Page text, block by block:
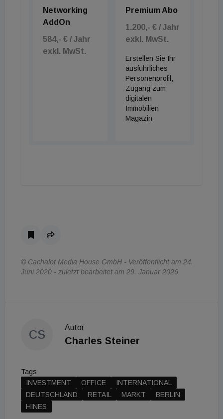
Networking
AddOn
584,- € / Jahr
exkl. MwSt.
Premium Abo
1.200,- € / Jahr
exkl. MwSt.
Erstellen Sie Ihr
ausführliches
Personenprofil,
Zugang zum
digitalen
Immobilien
Magazin
© Cachalot Media House GmbH - Veröffentlicht am 24.
Juni 2020 - zuletzt bearbeitet am 29. Januar 2026
CS
Autor
Charles Steiner
Tags
INVESTMENT
OFFICE
INTERNATIONAL
DEUTSCHLAND
RETAIL MARKT
BERLIN
HINES